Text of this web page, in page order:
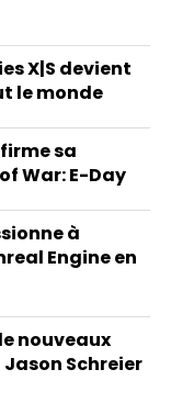
X|S devient
le monde
sa
War: E-Day
à
Engine en
nouveaux
Schreier